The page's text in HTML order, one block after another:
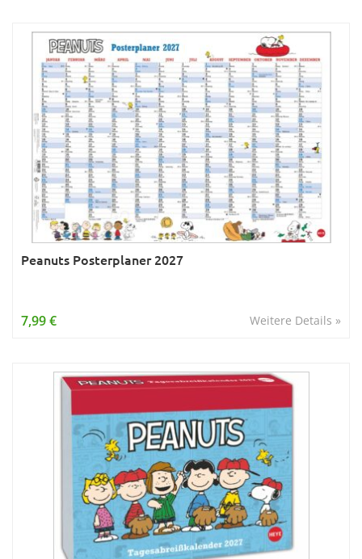
Peanuts Posterplaner 2027
Weitere Details »
7,99 €